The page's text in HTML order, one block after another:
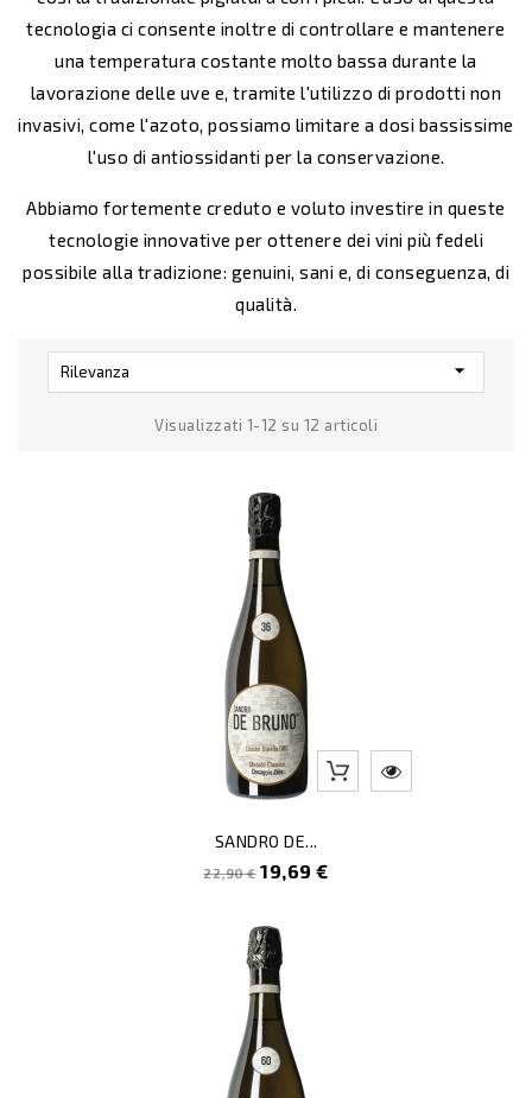
tecnologia ci consente inoltre di controllare e mantenere
una temperatura costante molto bassa durante la
lavorazione delle uve e, tramite l'utilizzo di prodotti non
invasivi, come l'azoto, possiamo limitare a dosi bassissime
l'uso di antiossidanti per la conservazione.
Abbiamo fortemente creduto e voluto investire in queste
tecnologie innovative per ottenere dei vini più fedeli
possibile alla tradizione: genuini, sani e, di conseguenza, di
qualità.
Rilevanza 
Visualizzati 1-12 su 12 articoli
SANDRO DE...
Prezzo
22,90 € Prezzo
19,69 €